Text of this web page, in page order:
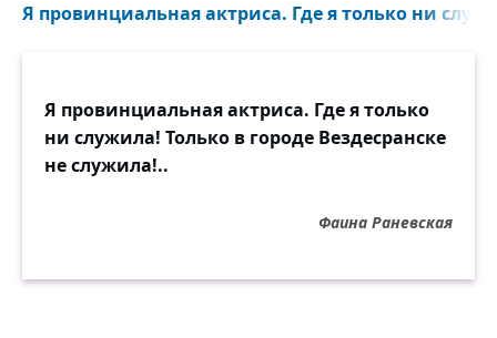
Я провинциальная актриса. Где я только ни
Я провинциальная актриса. Где я только
ни служила! Только в городе Вездесранске
не служила!..
Фаина Раневская